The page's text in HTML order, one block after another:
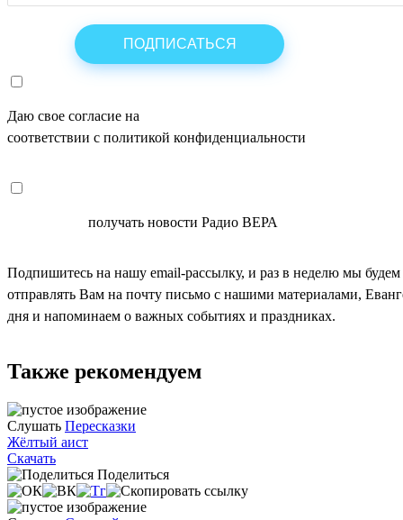
Даю свое согласие на
соответствии с политикой конфиденциальности
получать новости Радио ВЕРА
Подпишитесь на нашу email-рассылку, и раз в неделю мы будем
отправлять Вам на почту письмо с нашими материалами,
дня и напоминаем о важных событиях и праздниках.
Также рекомендуем
Слушать Пересказки
Жёлтый аист
Скачать
Поделиться